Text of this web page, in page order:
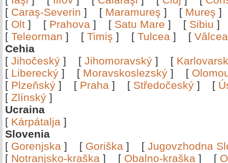
[ Caraş-Severin ] [ Maramureş ] [ Mureş
[ Olt ] [ Prahova ] [ Satu Mare ] [ Sibiu
[ Teleorman ] [ Timiş ] [ Tulcea ] [
Cehia
[ Jihočeský ] [ Jihomoravský ] [
[ Liberecký ] [ Moravskoslezský ] [
[ Plzeňský ] [ Praha ] [ Středočeský ] [
[ Zlínský ]
Ucraina
[ Kárpátalja ]
Slovenia
[ Gorenjska ] [ Goriška ] [ Jugovzhodna
[ Notranjsko-kraška ] [ Obalno-kraška ] [